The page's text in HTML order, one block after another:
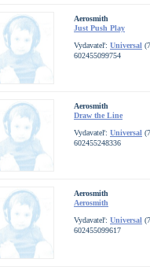
Aerosmith
Just Push Play
Vydavateľ: Universal
602455099754
Aerosmith
Draw the Line
Vydavateľ: Universal
602455248336
Aerosmith
Aerosmith
Vydavateľ: Universal
602455099617